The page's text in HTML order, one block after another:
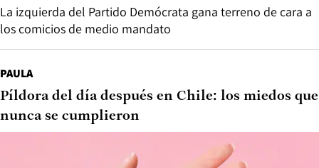
La izquierda del Partido Demócrata gana terreno de cara a
los comicios de medio mandato
PAULA
Píldora del día después en Chile: los miedos que
nunca se cumplieron